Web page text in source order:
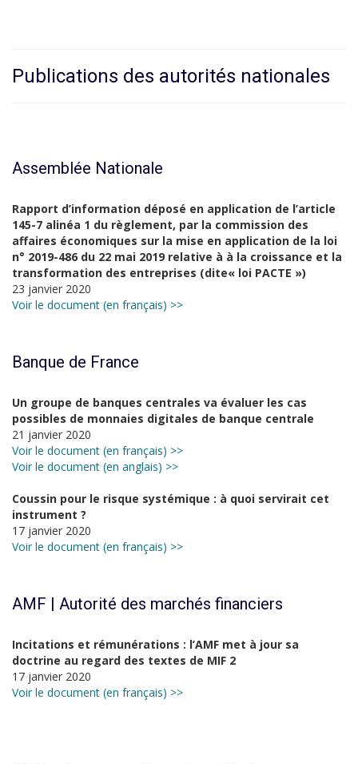
Publications des autorités nationales
Assemblée Nationale
Rapport d’information déposé en application de l’article
145-7 alinéa 1 du règlement, par la commission des
affaires économiques sur la mise en application de la loi
n° 2019-486 du 22 mai 2019 relative à à la croissance et la
transformation des entreprises (dite« loi PACTE »)
23 janvier 2020
Voir le document (en français) >>
Banque de France
Un groupe de banques centrales va évaluer les cas
possibles de monnaies digitales de banque centrale
21 janvier 2020
Voir le document (en français) >>
Voir le document (en anglais) >>
Coussin pour le risque systémique : à quoi servirait cet
instrument ?
17 janvier 2020
Voir le document (en français) >>
AMF | Autorité des marchés financiers
Incitations et rémunérations : l’AMF met à jour sa
doctrine au regard des textes de MIF 2
17 janvier 2020
Voir le document (en français) >>